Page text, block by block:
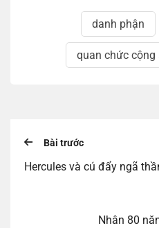
danh phận
quan chức cộng
Bài trước
Hercules và cú đẩy ngã
Nhân 80